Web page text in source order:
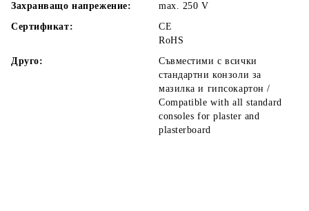
Захранващо напрежение:
max. 250V
Сертификат:
CE
RoHS
Друго:
Съвместими с всички
стандартни конзоли за
мазилка и гипсокартон /
Compatible with all standard
consoles for plaster and
plasterboard